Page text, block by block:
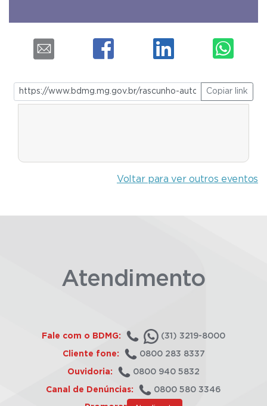
Copiar link
Voltar para ver outros eventos
Atendimento
Fale com o BDMG: (31) 3219-8000
Cliente fone: 0800 283 8337
Ouvidoria: 0800 940 5832
Canal de Denúncias: 0800 580 3346